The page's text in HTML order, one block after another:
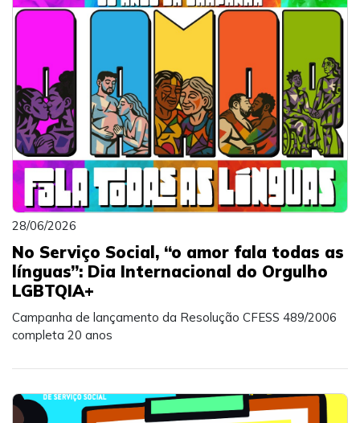
28/06/2026
No Serviço Social, “o amor fala todas as
línguas”: Dia Internacional do Orgulho
LGBTQIA+
Campanha de lançamento da Resolução CFESS 489/2006
completa 20 anos